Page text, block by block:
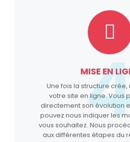
MISE EN
Une fois la structure
votre site en ligne. Vous
directement son évolution
pouvez nous indiquer les
vous souhaitez. Nous
aux différentes étapes du